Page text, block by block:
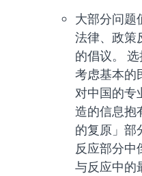
大部分问题
法律、政策
的倡议。
考虑基本的
对中国的专
造的信息抱
的复原」部
反应部分中
与反应中的